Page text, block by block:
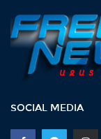
SOCIAL MEDIA